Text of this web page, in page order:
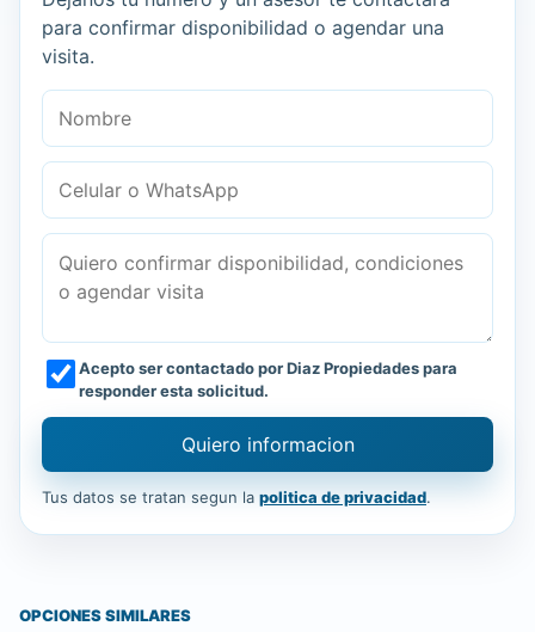
para confirmar disponibilidad o agendar una
visita.
Nombre
Celular o WhatsApp
Mensaje
Acepto ser contactado por Diaz Propiedades para
responder esta solicitud.
Quiero informacion
Tus datos se tratan segun la politica de privacidad.
OPCIONES SIMILARES